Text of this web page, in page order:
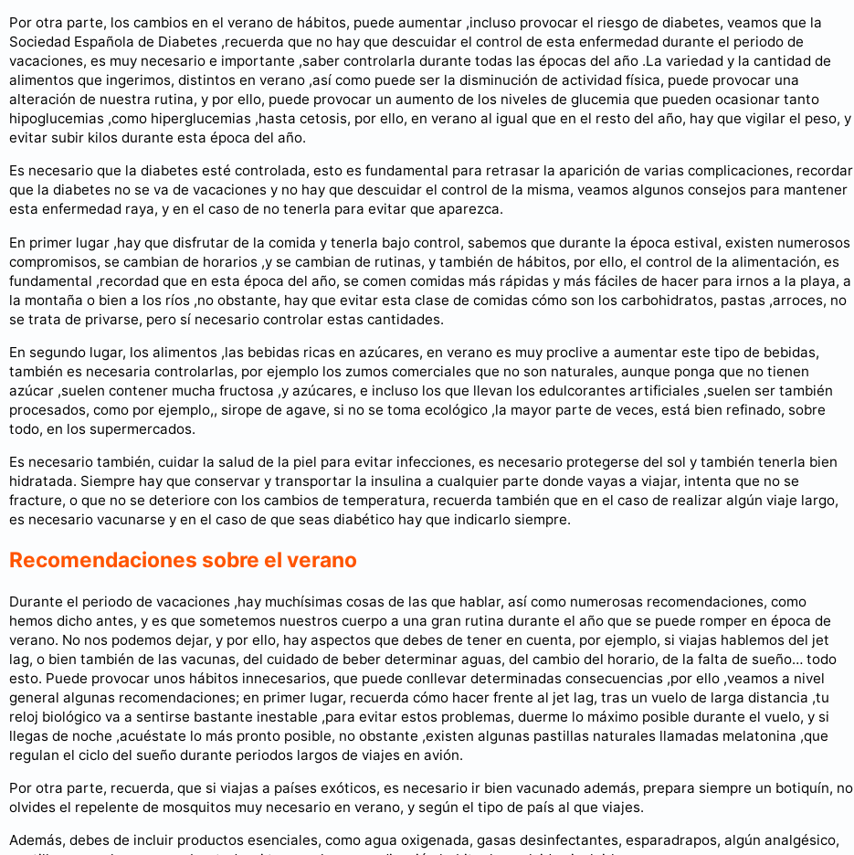
Por otra parte, los cambios en el verano de hábitos, puede aumentar ,incluso provocar el riesgo de diabetes, veamos que la
Sociedad Española de Diabetes ,recuerda que no hay que descuidar el control de esta enfermedad durante el periodo de
vacaciones, es muy necesario e importante ,saber controlarla durante todas las épocas del año .La variedad y la cantidad de
alimentos que ingerimos, distintos en verano ,así como puede ser la disminución de actividad física, puede provocar una
alteración de nuestra rutina, y por ello, puede provocar un aumento de los niveles de glucemia que pueden ocasionar tanto
hipoglucemias ,como hiperglucemias ,hasta cetosis, por ello, en verano al igual que en el resto del año, hay que vigilar el peso, y
evitar subir kilos durante esta época del año.
Es necesario que la diabetes esté controlada, esto es fundamental para retrasar la aparición de varias complicaciones, recordar
que la diabetes no se va de vacaciones y no hay que descuidar el control de la misma, veamos algunos consejos para mantener
esta enfermedad raya, y en el caso de no tenerla para evitar que aparezca.
En primer lugar ,hay que disfrutar de la comida y tenerla bajo control, sabemos que durante la época estival, existen numerosos
compromisos, se cambian de horarios ,y se cambian de rutinas, y también de hábitos, por ello, el control de la alimentación, es
fundamental ,recordad que en esta época del año, se comen comidas más rápidas y más fáciles de hacer para irnos a la playa, a
la montaña o bien a los ríos ,no obstante, hay que evitar esta clase de comidas cómo son los carbohidratos, pastas ,arroces, no
se trata de privarse, pero sí necesario controlar estas cantidades.
En segundo lugar, los alimentos ,las bebidas ricas en azúcares, en verano es muy proclive a aumentar este tipo de bebidas,
también es necesaria controlarlas, por ejemplo los zumos comerciales que no son naturales, aunque ponga que no tienen
azúcar ,suelen contener mucha fructosa ,y azúcares, e incluso los que llevan los edulcorantes artificiales ,suelen ser también
procesados, como por ejemplo,, sirope de agave, si no se toma ecológico ,la mayor parte de veces, está bien refinado, sobre
todo, en los supermercados.
Es necesario también, cuidar la salud de la piel para evitar infecciones, es necesario protegerse del sol y también tenerla bien
hidratada. Siempre hay que conservar y transportar la insulina a cualquier parte donde vayas a viajar, intenta que no se
fracture, o que no se deteriore con los cambios de temperatura, recuerda también que en el caso de realizar algún viaje largo,
es necesario vacunarse y en el caso de que seas diabético hay que indicarlo siempre.
Recomendaciones sobre el verano
Durante el periodo de vacaciones ,hay muchísimas cosas de las que hablar, así como numerosas recomendaciones, como
hemos dicho antes, y es que sometemos nuestros cuerpo a una gran rutina durante el año que se puede romper en época de
verano. No nos podemos dejar, y por ello, hay aspectos que debes de tener en cuenta, por ejemplo, si viajas hablemos del jet
lag, o bien también de las vacunas, del cuidado de beber determinar aguas, del cambio del horario, de la falta de sueño… todo
esto. Puede provocar unos hábitos innecesarios, que puede conllevar determinadas consecuencias ,por ello ,veamos a nivel
general algunas recomendaciones; en primer lugar, recuerda cómo hacer frente al jet lag, tras un vuelo de larga distancia ,tu
reloj biológico va a sentirse bastante inestable ,para evitar estos problemas, duerme lo máximo posible durante el vuelo, y si
llegas de noche ,acuéstate lo más pronto posible, no obstante ,existen algunas pastillas naturales llamadas melatonina ,que
regulan el ciclo del sueño durante periodos largos de viajes en avión.
Por otra parte, recuerda, que si viajas a países exóticos, es necesario ir bien vacunado además, prepara siempre un botiquín, no
olvides el repelente de mosquitos muy necesario en verano, y según el tipo de país al que viajes.
Además, debes de incluir productos esenciales, como agua oxigenada, gasas desinfectantes, esparadrapos, algún analgésico,